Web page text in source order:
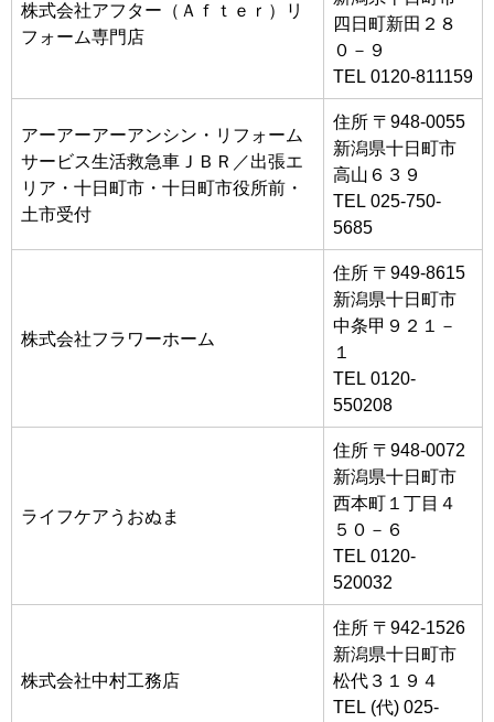
株式会社アフター（Ａｆｔｅｒ）リ
フォーム専門店
四日町新田２８
０－９
TEL 0120-811159
アーアーアーアンシン・リフォーム
サービス生活救急車ＪＢＲ／出張エ
リア・十日町市・十日町市役所前・
土市受付
住所 〒948-0055
新潟県十日町市
高山６３９
TEL 025-750-
5685
株式会社フラワーホーム
住所 〒949-8615
新潟県十日町市
中条甲９２１－
１
TEL 0120-
550208
ライフケアうおぬま
住所 〒948-0072
新潟県十日町市
西本町１丁目４
５０－６
TEL 0120-
520032
株式会社中村工務店
住所 〒942-1526
新潟県十日町市
松代３１９４
TEL (代) 025-